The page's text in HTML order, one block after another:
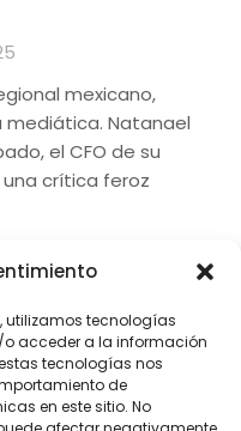
mexicano,
Natanael
el CFO de su
crítica feroz
utilizamos tecnologías
acceder a la información
tecnologías nos
de
en este sitio. No